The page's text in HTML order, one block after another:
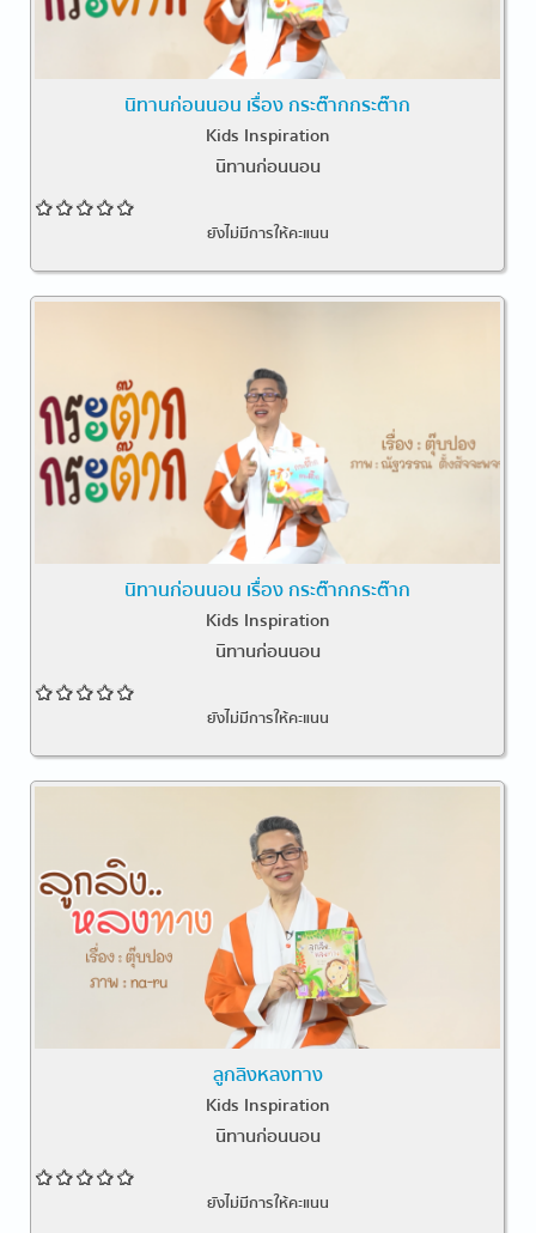
นิทานก่อนนอน เรื่อง กระต๊ากกระต๊าก
Kids Inspiration
นิทานก่อนนอน
ยังไม่มีการให้คะแนน
นิทานก่อนนอน เรื่อง กระต๊ากกระต๊าก
Kids Inspiration
นิทานก่อนนอน
ยังไม่มีการให้คะแนน
ลูกลิงหลงทาง
Kids Inspiration
นิทานก่อนนอน
ยังไม่มีการให้คะแนน